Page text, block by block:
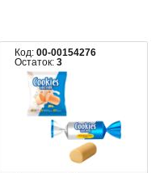
Код:00-00154276
Остаток:3